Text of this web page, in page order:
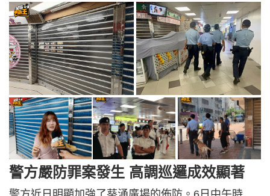
警方嚴防罪案發生 高調巡邏成效顯著